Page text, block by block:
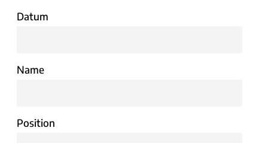
Datum
Name
Position